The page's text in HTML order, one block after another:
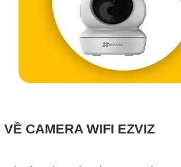
VỀ CAMERA WIFI EZVIZ